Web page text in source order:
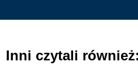
Inni czytali również: